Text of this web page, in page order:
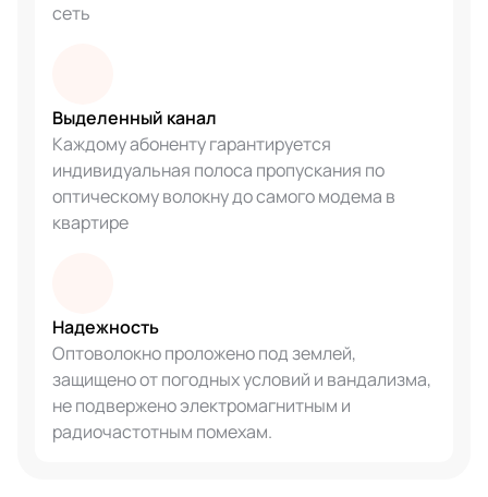
сеть
Выделенный канал
Каждому абоненту гарантируется
индивидуальная полоса пропускания по
оптическому волокну до самого модема в
квартире
Надежность
Оптоволокно проложено под землей,
защищено от погодных условий и вандализма,
не подвержено электромагнитным и
радиочастотным помехам.